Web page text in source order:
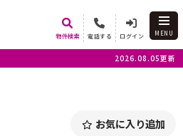
物件検索 電話する ログイン MENU
2026.08.05更新
お気に入り追加